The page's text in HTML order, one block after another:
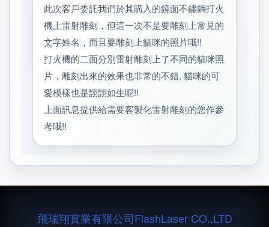
此次客戶委託我們於其購入的鏡面不鏽鋼打火
機上雷射雕刻，但這一次不是要雕刻上常見的
文字姓名，而且要雕刻上貓咪的照片哦!!
打火機的二面分別雷射雕刻上了不同的貓咪照
片，雕刻出來的效果也非常的不錯, 貓咪的可
愛模樣也是詡詡如生呢!!
上面訊息提供給需要客製化雷射雕刻的您作參
考哦!!
飛瑞翔實業有限公司FlashLaser CO.,LTD